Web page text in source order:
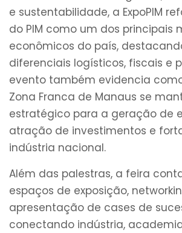
e sustentabilidade, a ExpoPIM
do PIM como um dos principais
econômicos do país,
diferenciais logísticos, fiscais e
evento também evidencia
Zona Franca de Manaus se
estratégico para a geração de
atração de investimentos e
indústria nacional.
Além das palestras, a feira
espaços de exposição,
apresentação de cases de
conectando indústria,